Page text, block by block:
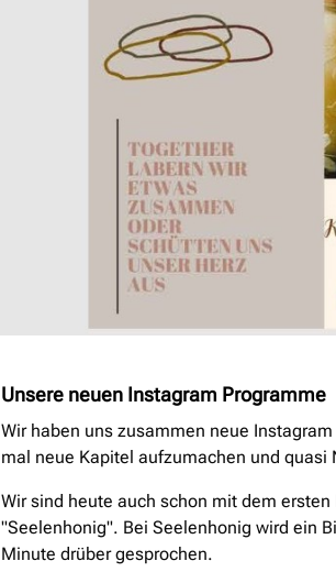
Unsere neuen Instagram Programme
Wir haben uns zusammen neue
mal neue Kapitel aufzumachen und quasi
Wir sind heute auch schon mit dem
"Seelenhonig". Bei Seelenhonig wird ein
Minute drüber gesprochen.